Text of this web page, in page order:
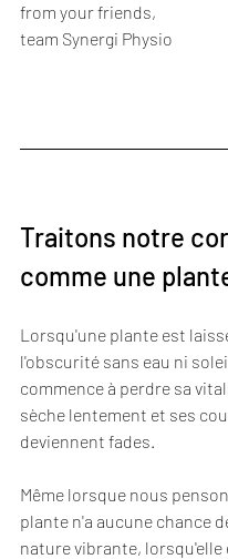
from your friends,
team Synergi Physio
Traitons notre
comme une
Lorsqu'une plante est
l'obscurité sans eau ni
commence à perdre sa
sèche lentement et ses
deviennent fades.
Même lorsque nous
plante n'a aucune chance
nature vibrante, lorsqu'elle